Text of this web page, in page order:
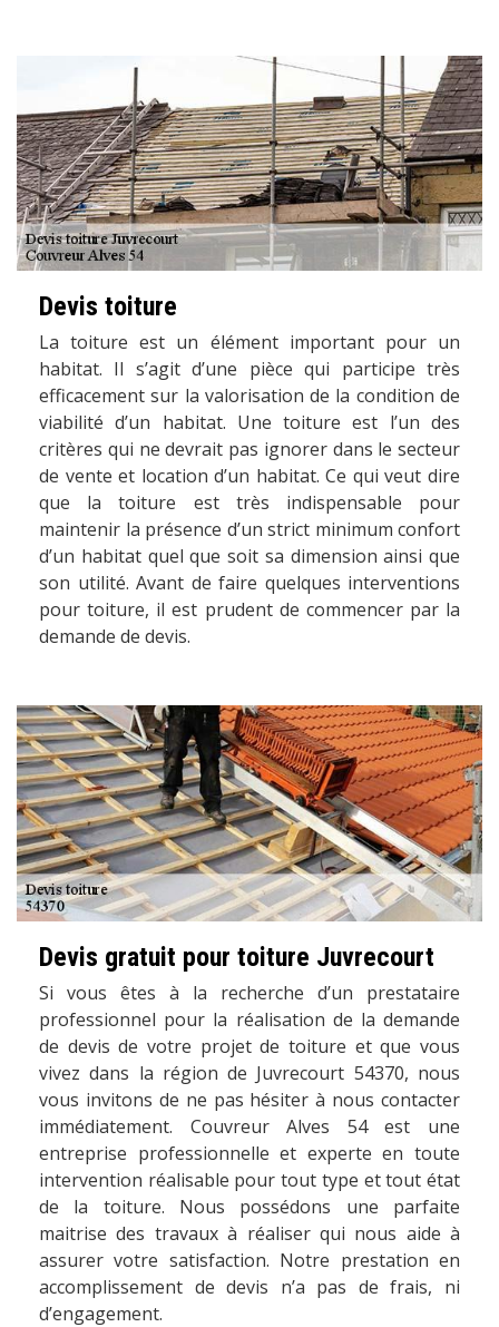
Devis toiture
La toiture est un élément important pour un
habitat. Il s’agit d’une pièce qui participe très
efficacement sur la valorisation de la condition de
viabilité d’un habitat. Une toiture est l’un des
critères qui ne devrait pas ignorer dans le secteur
de vente et location d’un habitat. Ce qui veut dire
que la toiture est très indispensable pour
maintenir la présence d’un strict minimum confort
d’un habitat quel que soit sa dimension ainsi que
son utilité. Avant de faire quelques interventions
pour toiture, il est prudent de commencer par la
demande de devis.
Devis gratuit pour toiture Juvrecourt
Si vous êtes à la recherche d’un prestataire
professionnel pour la réalisation de la demande
de devis de votre projet de toiture et que vous
vivez dans la région de Juvrecourt 54370, nous
vous invitons de ne pas hésiter à nous contacter
immédiatement. Couvreur Alves 54 est une
entreprise professionnelle et experte en toute
intervention réalisable pour tout type et tout état
de la toiture. Nous possédons une parfaite
maitrise des travaux à réaliser qui nous aide à
assurer votre satisfaction. Notre prestation en
accomplissement de devis n’a pas de frais, ni
d’engagement.